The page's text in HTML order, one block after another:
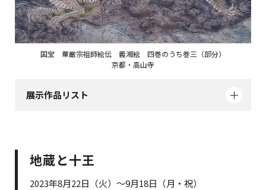
国宝 華厳宗祖師絵伝 義湘絵 四巻のうち巻三（部分）
京都・高山寺
展示作品リスト
地蔵と十王
2023年8月22日（火）～9月18日（月・祝）